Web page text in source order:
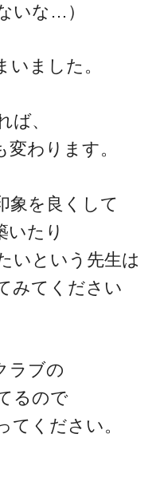
いな…）
いました。
ば、
わります。
象を良くして
いたり
いという先生は
みてください
ラブの
るので
てください。